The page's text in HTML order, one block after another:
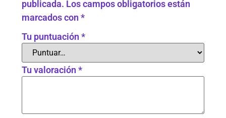
publicada. Los campos obligatorios están
marcados con*
Tu puntuación*
Tu valoración*